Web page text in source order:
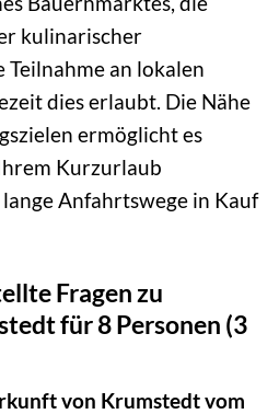
kulinarischer
an lokalen
dies erlaubt. Die Nähe
ermöglicht es
Kurzurlaub
Anfahrtswege in Kauf
Fragen zu
für 8 Personen (3
von Krumstedt vom